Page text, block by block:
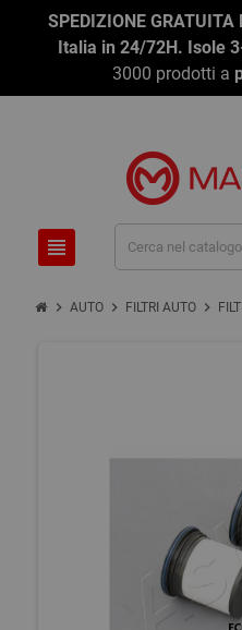
SPEDIZIONE
Italia in 24/72H. Isole
3000 prodotti a
view_headline
chevron_right AUTO chevron_right FILTRI AUTO chevron_right